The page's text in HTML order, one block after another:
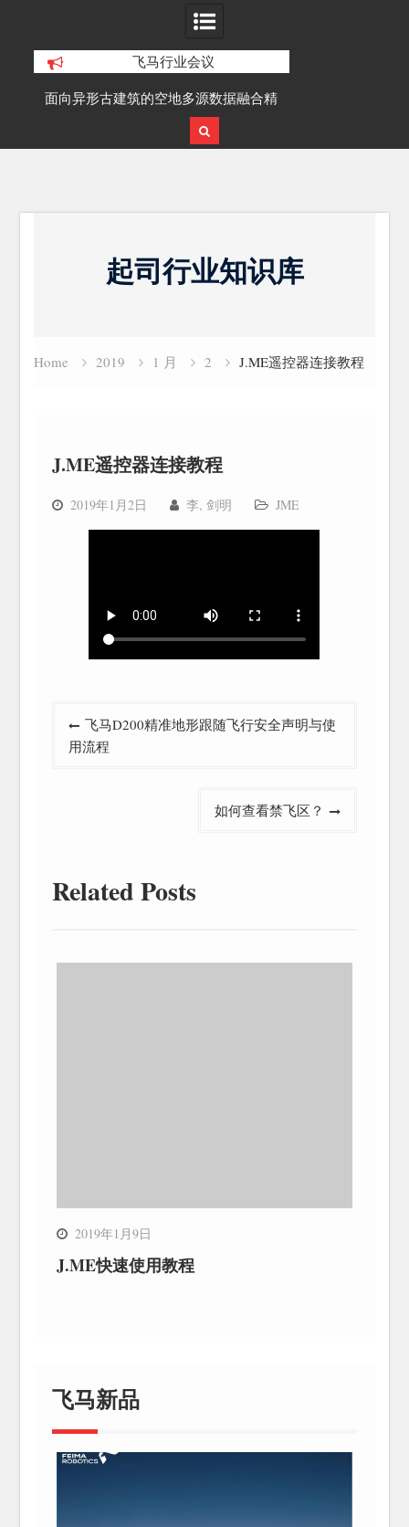
飞马行业会议
面向异形古建筑的空地多源数据融合精
细化三维重建研究
起司行业知识库
Home 2019 1 月 2 J.ME遥控器连接教程
J.ME遥控器连接教程
2019年1月2日 李, 剑明 JME
飞马D200精准地形跟随飞行安全声明与使
用流程
如何查看禁飞区？
Related Posts
2019年1月9日
J.ME快速使用教程
飞马新品